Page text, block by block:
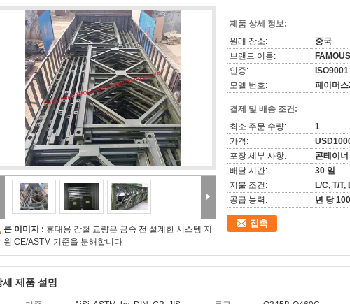
큰 이미지 : 휴대용 강철 교량은 금속 전 설계한 시스템 지
원 CE/ASTM 기준을 분해합니다
제품 상세 정보:
원래 장소:
중국
브랜드 이름:
FAMOUS
인증:
ISO9001
모델 번호:
페이머
결제 및 배송 조건:
최소 주문 수량:
1
가격:
포장 세부 사항:
콘테이
배달 시간:
30 일
지불 조건:
L/C, T/T,
공급 능력:
년 당
접촉
세 제품 설명